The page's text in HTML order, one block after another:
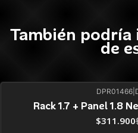
También
de
DPR01466
Rack 1.7 + Panel 1.8
$311.900